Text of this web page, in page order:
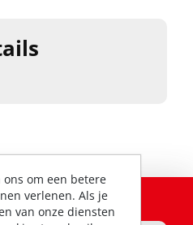
ons om een betere
verlenen. Als je
van onze diensten